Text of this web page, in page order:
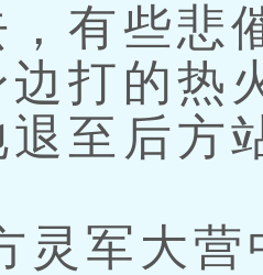
，有些悲
边打的热
退至后方
军大营